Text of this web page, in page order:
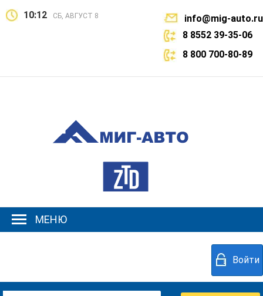
10:12 СБ, АВГУСТ 8
info@mig-auto.ru
8 8552 39-35-06
8 800 700-80-89
МЕНЮ
Войти